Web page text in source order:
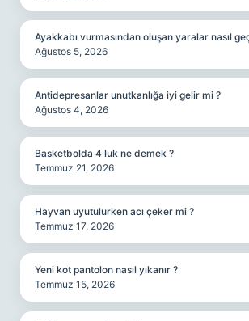
Ayakkabı vurmasından oluşan yaralar nasıl
Ağustos 5, 2026
Antidepresanlar unutkanlığa iyi gelir mi ?
Ağustos 4, 2026
Basketbolda 4 luk ne demek ?
Temmuz 21, 2026
Hayvan uyutulurken acı çeker mi ?
Temmuz 17, 2026
Yeni kot pantolon nasıl yıkanır ?
Temmuz 15, 2026